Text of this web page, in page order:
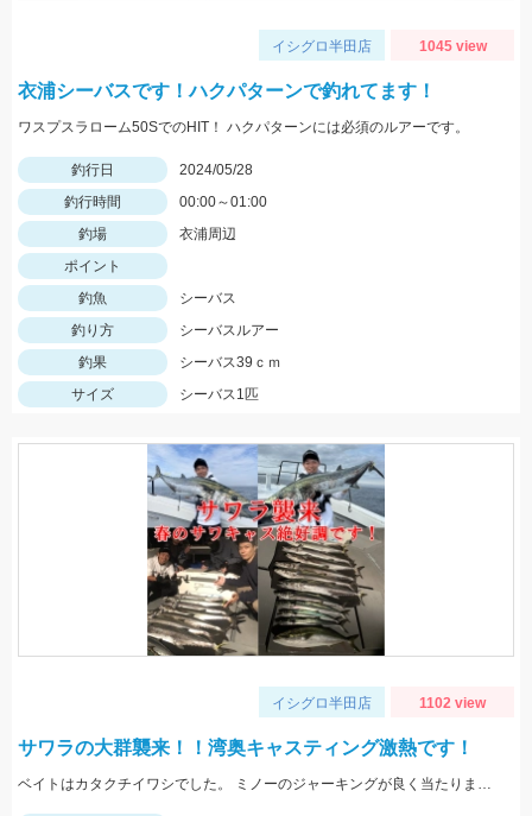
イシグロ半田店 1045 view
衣浦シーバスです！ハクパターンで釣れてます！
ワスプスラローム50SでのHIT！ ハクパターンには必須のルアーです。
釣行日
2024/05/28
釣行時間
00:00～01:00
釣場
衣浦周辺
ポイント
釣魚
シーバス
釣り方
シーバスルアー
釣果
シーバス39ｃｍ
サイズ
シーバス1匹
イシグロ半田店 1102 view
サワラの大群襲来！！湾奥キャスティング激熱です！
ベイトはカタクチイワシでした。 ミノーのジャーキングが良く当たりました